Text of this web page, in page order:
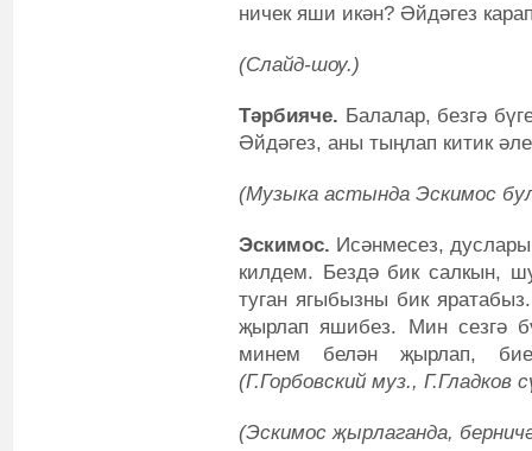
ничек яши икән? Әйдәгез
(Слайд-шоу.)
Тәрбияче. Балалар, безгә
Әйдәгез, аны тыңлап китик
(Музыка астында Эскимос
Эскимос. Исәнмесез,
килдем. Бездә бик салкын,
туган ягыбызны бик
җырлап яшибез. Мин сезгә
минем белән җырлап,
(Г.Горбовский муз.,
(Эскимос җырлаганда,